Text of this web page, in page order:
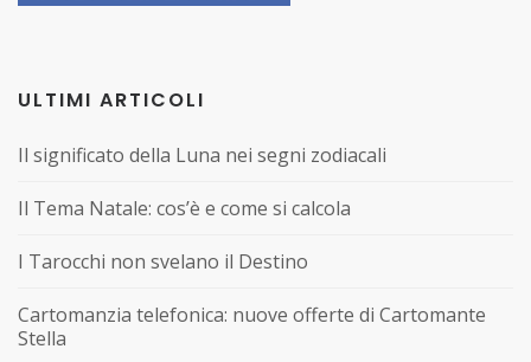
ULTIMI ARTICOLI
Il significato della Luna nei segni zodiacali
Il Tema Natale: cos’è e come si calcola
I Tarocchi non svelano il Destino
Cartomanzia telefonica: nuove offerte di Cartomante
Stella